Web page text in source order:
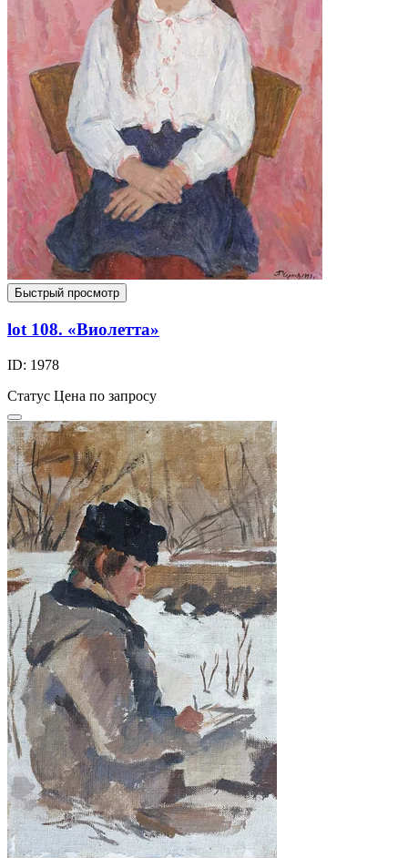
Быстрый просмотр
lot 108. «Виолетта»
ID: 1978
Статус Цена по запросу